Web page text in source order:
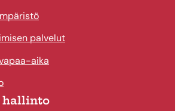
palvelut
aika
hallinto